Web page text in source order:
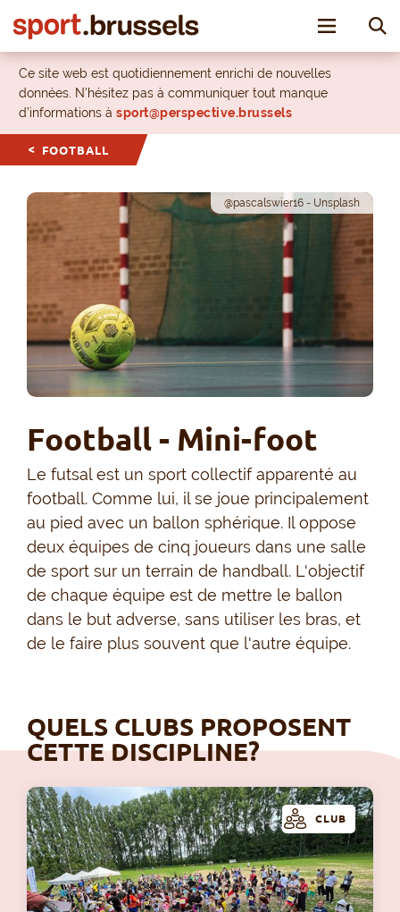
Toggle
Ce site web est quotidiennement enrichi de nouvelles
données. N’hésitez pas à communiquer tout manque
d’informations à sport@perspective.brussels
FOOTBALL
@pascalswier16 - Unsplash
Football - Mini-foot
Le futsal est un sport collectif apparenté au
football. Comme lui, il se joue principalement
au pied avec un ballon sphérique. Il oppose
deux équipes de cinq joueurs dans une salle
de sport sur un terrain de handball. L'objectif
de chaque équipe est de mettre le ballon
dans le but adverse, sans utiliser les bras, et
de le faire plus souvent que l'autre équipe.
QUELS CLUBS PROPOSENT
CETTE DISCIPLINE?
CLUB